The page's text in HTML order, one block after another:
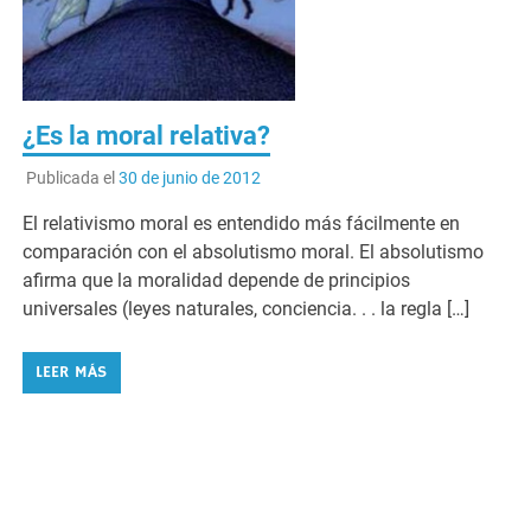
¿Es la moral relativa?
Publicada el 30 de junio de 2012
El relativismo moral es entendido más fácilmente en
comparación con el absolutismo moral. El absolutismo
afirma que la moralidad depende de principios
universales (leyes naturales, conciencia. . . la regla […]
LEER MÁS